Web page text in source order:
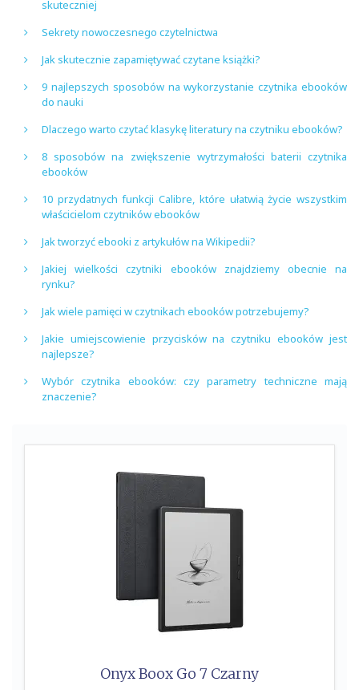
skuteczniej
Sekrety nowoczesnego czytelnictwa
Jak skutecznie zapamiętywać czytane książki?
9 najlepszych sposobów na wykorzystanie czytnika ebooków
do nauki
Dlaczego warto czytać klasykę literatury na czytniku ebooków?
8 sposobów na zwiększenie wytrzymałości baterii czytnika
ebooków
10 przydatnych funkcji Calibre, które ułatwią życie wszystkim
właścicielom czytników ebooków
Jak tworzyć ebooki z artykułów na Wikipedii?
Jakiej wielkości czytniki ebooków znajdziemy obecnie na
rynku?
Jak wiele pamięci w czytnikach ebooków potrzebujemy?
Jakie umiejscowienie przycisków na czytniku ebooków jest
najlepsze?
Wybór czytnika ebooków: czy parametry techniczne mają
znaczenie?
Onyx Boox Go 7 Czarny